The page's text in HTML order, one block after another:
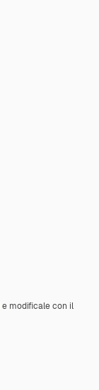
e modificale con il